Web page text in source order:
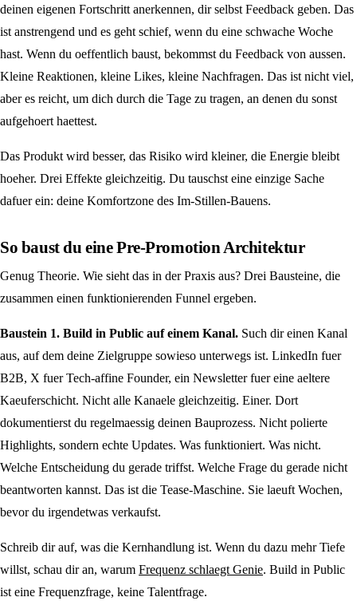
deinen eigenen Fortschritt anerkennen, dir selbst Feedback geben. Das
ist anstrengend und es geht schief, wenn du eine schwache Woche
hast. Wenn du oeffentlich baust, bekommst du Feedback von aussen.
Kleine Reaktionen, kleine Likes, kleine Nachfragen. Das ist nicht viel,
aber es reicht, um dich durch die Tage zu tragen, an denen du sonst
aufgehoert haettest.
Das Produkt wird besser, das Risiko wird kleiner, die Energie bleibt
hoeher. Drei Effekte gleichzeitig. Du tauschst eine einzige Sache
dafuer ein: deine Komfortzone des Im-Stillen-Bauens.
So baust du eine Pre-Promotion Architektur
Genug Theorie. Wie sieht das in der Praxis aus? Drei Bausteine, die
zusammen einen funktionierenden Funnel ergeben.
Baustein 1. Build in Public auf einem Kanal. Such dir einen Kanal
aus, auf dem deine Zielgruppe sowieso unterwegs ist. LinkedIn fuer
B2B, X fuer Tech-affine Founder, ein Newsletter fuer eine aeltere
Kaeuferschicht. Nicht alle Kanaele gleichzeitig. Einer. Dort
dokumentierst du regelmaessig deinen Bauprozess. Nicht polierte
Highlights, sondern echte Updates. Was funktioniert. Was nicht.
Welche Entscheidung du gerade triffst. Welche Frage du gerade nicht
beantworten kannst. Das ist die Tease-Maschine. Sie laeuft Wochen,
bevor du irgendetwas verkaufst.
Schreib dir auf, was die Kernhandlung ist. Wenn du dazu mehr Tiefe
willst, schau dir an, warum Frequenz schlaegt Genie. Build in Public
ist eine Frequenzfrage, keine Talentfrage.